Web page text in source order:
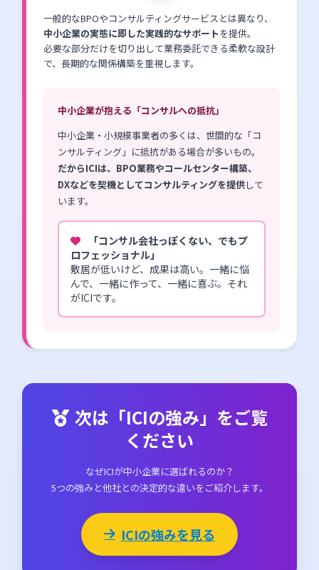
一般的なBPOやコンサルティングサービスとは異なり、
中小企業の実態に即した実践的なサポートを提供。
必要な部分だけを切り出して業務委託できる柔軟な設計
で、長期的な関係構築を重視します。
中小企業が抱える「コンサルへの抵抗」
中小企業・小規模事業者の多くは、世間的な「コ
ンサルティング」に抵抗がある場合が多いもの。
だからICIは、BPO業務やコールセンター構築、
DXなどを契機としてコンサルティングを提供して
います。
「コンサル会社っぽくない、でもプ
ロフェッショナル」
敷居が低いけど、成果は高い。一緒に悩
んで、一緒に作って、一緒に喜ぶ。それ
がICIです。
次は「ICIの強み」をご覧
ください
なぜICIが中小企業に選ばれるのか？
5つの強みと他社との決定的な違いをご紹介します。
ICIの強みを見る